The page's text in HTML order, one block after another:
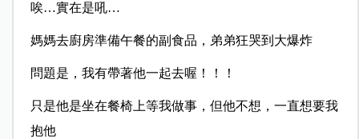
唉…實在是吼…
媽媽去廚房準備午餐的副食品，弟弟狂哭到大爆炸
問題是，我有帶著他一起去喔！！！
只是他是坐在餐椅上等我做事，但他不想，一直想要我
抱他